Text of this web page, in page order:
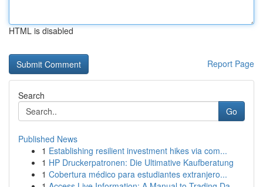
HTML is disabled
Report Page
Search
Go
Published News
1 Establishing resilient investment hikes via com...
1 HP Druckerpatronen: Die Ultimative Kaufberatung
1 Cobertura médico para estudiantes extranjero...